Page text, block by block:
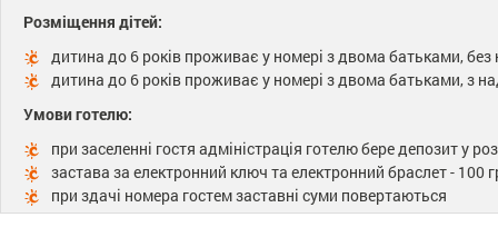
Розміщення дітей:
дитина до 6 років проживає у номері з двома батьками,
дитина до 6 років проживає у номері з двома батьками, з
Умови готелю:
при заселенні гостя адміністрація готелю бере депозит у
застава за електронний ключ та електронний браслет - 100
при здачі номера гостем заставні суми повертаються